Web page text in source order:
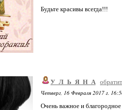
Будьте красивы всегда!!!
У_Л_Ь_Я_Н_А
Четверг, 16 Февраля 2017 г.
Очень важное и благородное